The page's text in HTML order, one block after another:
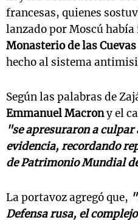
francesas, quienes
lanzado por Moscú
Monasterio de las
hecho al sistema
Según las palabras de
Emmanuel Macrony el
"se apresuraron a
evidencia, recordando
de Patrimonio Mundial
La portavoz agregó que,
Defensa rusa, el